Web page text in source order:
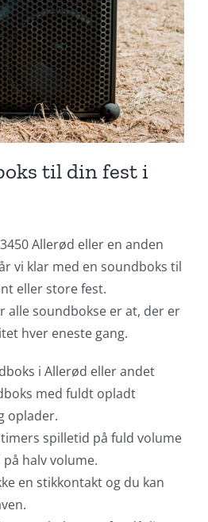
til din fest i
Allerød eller en anden
vi klar med en soundboks til
eller store fest.
alle soundbokse er at, der er
hver eneste gang.
i Allerød eller andet
med fuldt opladt
oplader.
spilletid på fuld volume
halv volume.
en stikkontakt og du kan